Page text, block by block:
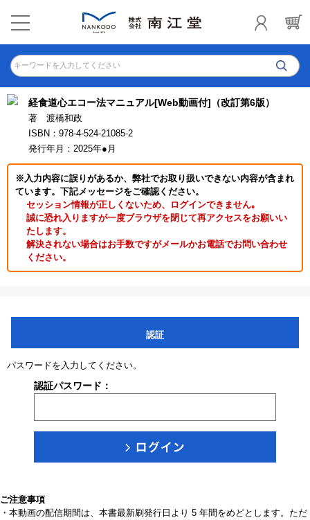
キーワードを入力してください
経食道心エコー法マニュアル[Web動画付]（改訂第6版）
著 渡橋和政
ISBN：978-4-524-21085-2
発行年月：2025年●月
※入力内容に誤りがあるか、弊社でお取り扱いできない内容が含まれ
ています。下記メッセージをご確認ください。
セッション情報が正しくないため、ログインできません｡
誠に恐れ入りますが一度ブラウザを閉じて再アクセスをお願いい
たします。
解決されない場合はお手数ですがメールかお電話でお問い合わせ
ください。
認証
パスワードを入力してください。
認証パスワード：
ご注意事項
・本動画の配信期間は、本書最新刷発行日より 5 年間をめどとします。ただ